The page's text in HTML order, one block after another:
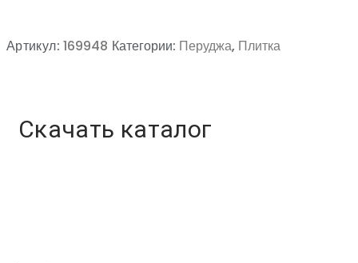
Артикул:169948 Категории: Перуджа, Плитка
Скачать каталог